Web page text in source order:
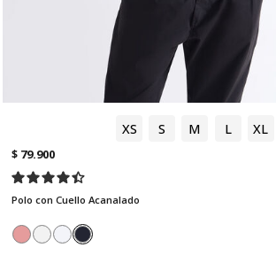
XS S M L XL
$ 79.900
Polo con Cuello Acanalado